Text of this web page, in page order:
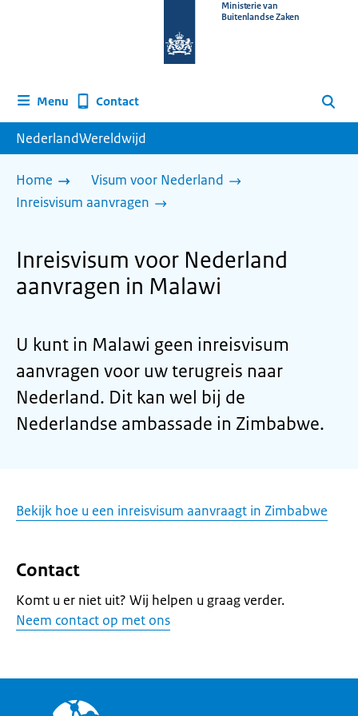
homepage
Ministerie van
Buitenlandse Zaken
Menu Contact Zoeken
NederlandWereldwijd
Home
Visum voor Nederland
Inreisvisum aanvragen
Inreisvisum voor Nederland
aanvragen in Malawi
U kunt in Malawi geen inreisvisum
aanvragen voor uw terugreis naar
Nederland. Dit kan wel bij de
Nederlandse ambassade in Zimbabwe.
Bekijk hoe u een inreisvisum aanvraagt in Zimbabwe
Contact
Komt u er niet uit? Wij helpen u graag verder.
Neem contact op met ons